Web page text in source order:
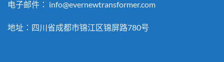
电子邮件： info@evernewtransformer.com
地址：四川省成都市锦江区锦屏路780号